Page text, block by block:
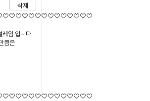
삭제
임 입니다.
큼은